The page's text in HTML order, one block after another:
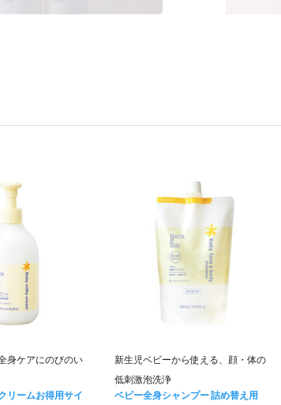
身ケアにのびのい
リームお得用サイ
新生児ベビーから使える、顔・体の
低刺激泡洗浄
ベビー全身シャンプー 詰め替え用